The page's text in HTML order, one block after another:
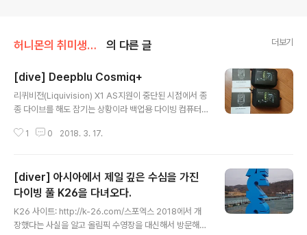
허니몬의 취미생활/스쿠버다이버! 의 다른 글 더보기
[dive] Deepblu Cosmiq+
리퀴비전(Liquivision) X1 AS지원이 중단된 시점에서 종
종 다이브를 해도 잠기는 상황이라 백업용 다이빙 컴퓨터
선물받았다♥)했다. 가성비 갑이라는 컴퓨터. 수중에서 시
1 0 2018. 3. 17.
[diver] 아시아에서 제일 깊은 수심을 가진
다이빙 풀 K26을 다녀오다.
K26 사이트: http://k-26.com/스포엑스 2018에서 개
장했다는 사실을 알고 올림픽 수영장을 대신해서 방문해봤